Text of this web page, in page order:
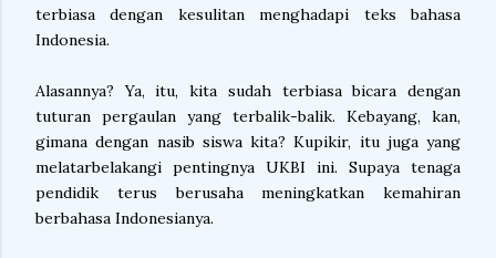
terbiasa dengan kesulitan menghadapi teks bahasa
Indonesia.
Alasannya? Ya, itu, kita sudah terbiasa bicara dengan
tuturan pergaulan yang terbalik-balik. Kebayang, kan,
gimana dengan nasib siswa kita? Kupikir, itu juga yang
melatarbelakangi pentingnya UKBI ini. Supaya tenaga
pendidik terus berusaha meningkatkan kemahiran
berbahasa Indonesianya.